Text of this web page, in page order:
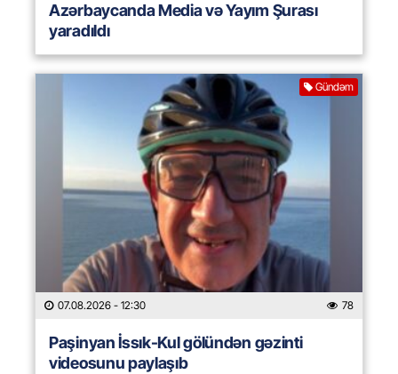
Azərbaycanda Media və Yayım Şurası
yaradıldı
Gündəm
07.08.2026 - 12:30 78
Paşinyan İssık-Kul gölündən gəzinti
videosunu paylaşıb